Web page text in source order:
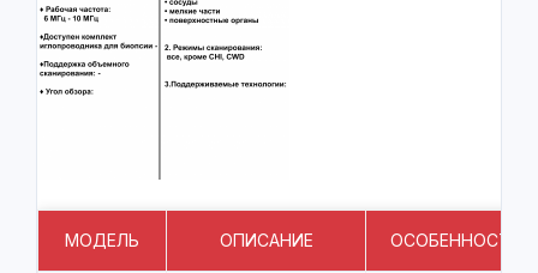
МОДЕЛЬ ОПИСАНИЕ ОСОБЕННОСТИ